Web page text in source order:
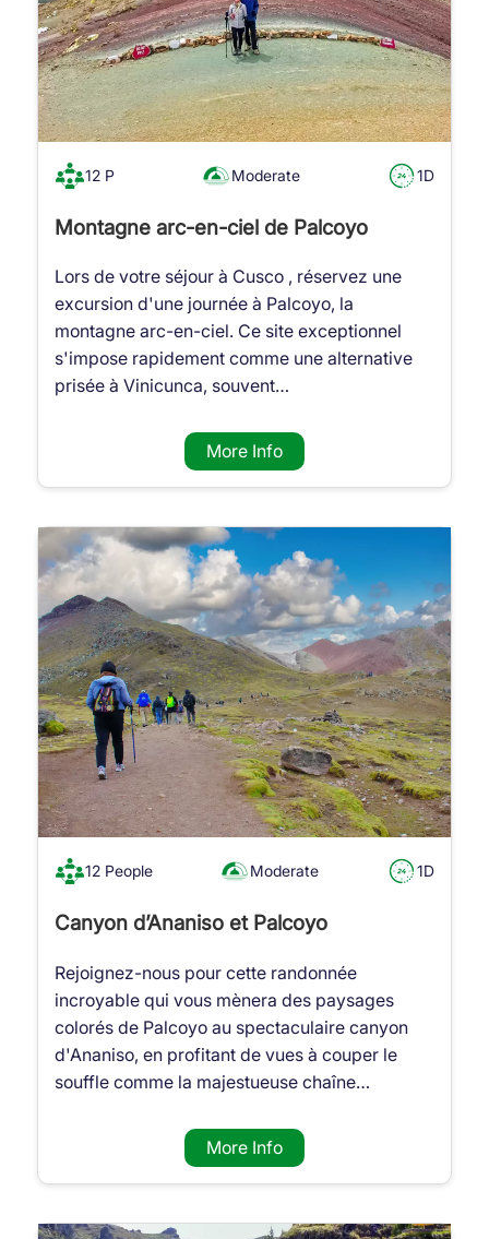
12 P Moderate 1D
Montagne arc-en-ciel de Palcoyo
Lors de votre séjour à Cusco , réservez une
excursion d'une journée à Palcoyo, la
montagne arc-en-ciel. Ce site exceptionnel
s'impose rapidement comme une alternative
prisée à Vinicunca, souvent…
More Info
12 People Moderate 1D
Canyon d’Ananiso et Palcoyo
Rejoignez-nous pour cette randonnée
incroyable qui vous mènera des paysages
colorés de Palcoyo au spectaculaire canyon
d'Ananiso, en profitant de vues à couper le
souffle comme la majestueuse chaîne…
More Info